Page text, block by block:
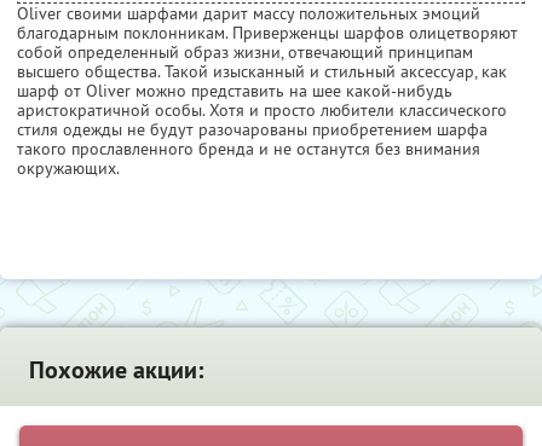
Oliver своими шарфами дарит массу положительных эмоций
благодарным поклонникам. Приверженцы шарфов олицетворяют
собой определенный образ жизни, отвечающий принципам
высшего общества. Такой изысканный и стильный аксессуар, как
шарф от Oliver можно представить на шее какой-нибудь
аристократичной особы. Хотя и просто любители классического
стиля одежды не будут разочарованы приобретением шарфа
такого прославленного бренда и не останутся без внимания
окружающих.
Похожие акции: